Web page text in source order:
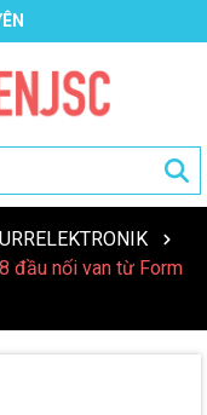
đầu nối van từ Form